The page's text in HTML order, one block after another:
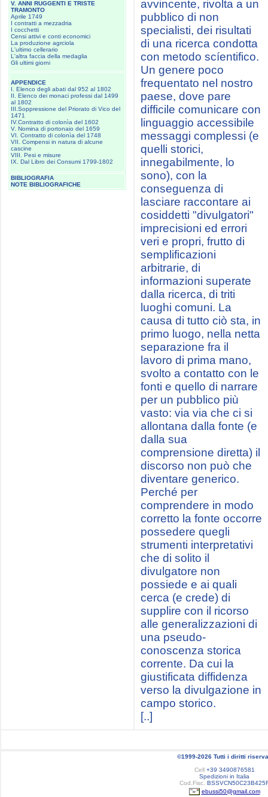
V. ANNI RUGGENTI E TRISTE
TRAMONTO
Aprile 1749
I contratti a mezzadria
I cocchetti
Censi attivi e conti economici
La produzione agrciola
L'ultimo cellerario
L'altra faccia della medaglia
Gli ultimi giorni
APPENDICE
I.
Elenco degli abati dal 952 al 1802
II. Elenco dei monaci professi dal 1499
al 1802
III.Soppressione del Priorato di Vico del
1471
IV.Contratto di colonìa del 1602
V. Nomina di portonaio del 1659
VI. Contratto di colonìa del 1748
VII. Compensi in natura di alcune
cascine
VIII. Pesi e misure
IX. Dal Libro dei Consumi 1799-1802
BIBLIOGRAFIA
NOTE BIBLIOGRAFICHE
avvincente, rivolta a un
pubblico di non
specialisti, dei risultati
di una ricerca condotta
con metodo scíentifico.
Un genere poco
frequentato nel nostro
paese, dove pare
difficile comunicare con
linguaggio accessibile
messaggi complessi (e
quelli storici,
innegabilmente, lo
sono), con la
conseguenza di
lasciare raccontare ai
cosiddetti "divulgatori"
imprecisioni ed errori
veri e propri, frutto di
semplificazioni
arbitrarie, di
informazioni superate
dalla ricerca, di triti
luoghi comuni. La
causa di tutto ciò sta, in
primo luogo, nella netta
separazione fra il
lavoro di prima mano,
svolto a contatto con le
fonti e quello di narrare
per un pubblico più
vasto: via via che ci si
allontana dalla fonte (e
dalla sua
comprensione diretta) il
discorso non può che
diventare generico.
Perché per
comprendere in modo
corretto la fonte occorre
possedere quegli
strumenti interpretativi
che di solito il
divulgatore non
possiede e ai quali
cerca (e crede) di
supplire con il ricorso
alle generalizzazioni di
una pseudo-
conoscenza storica
corrente. Da cui la
giustificata diffidenza
verso la divulgazione in
campo storico.
[..]
©1999-2026 Tutti i diritti
Cell+39 3490876581
Spedizioni in Italia
Cod.Fisc.
ebussi50@gmail.com